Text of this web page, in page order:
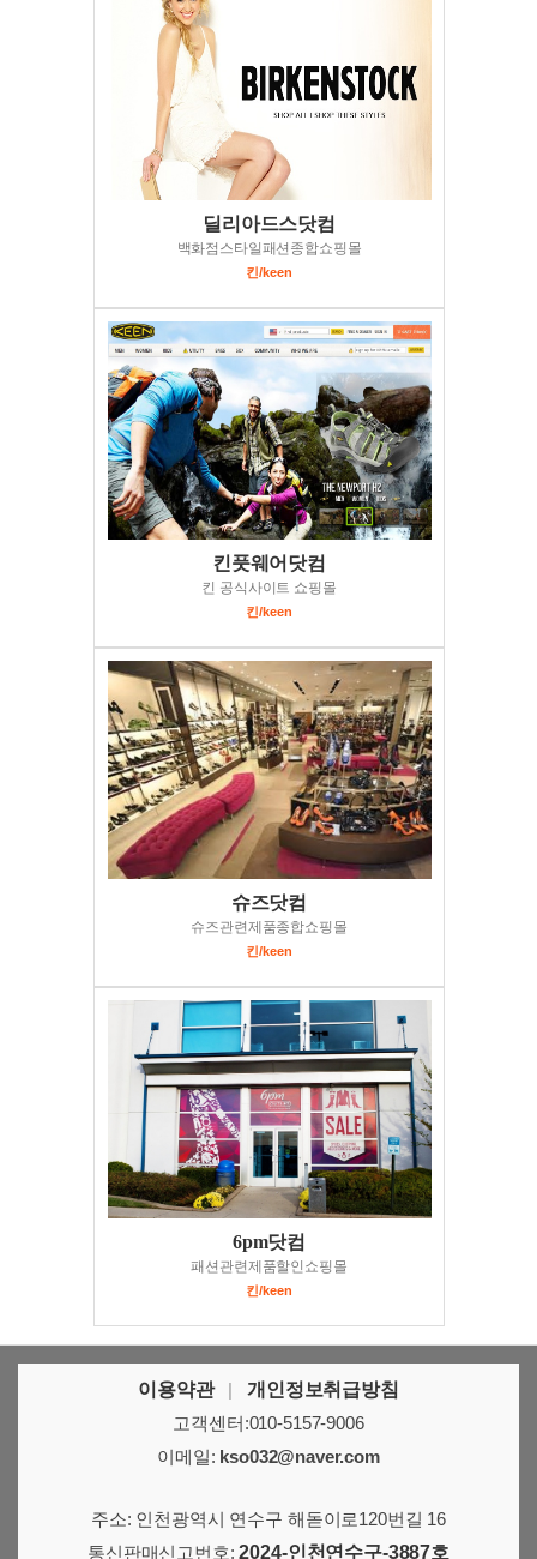
딜리아드스닷컴
백화점스타일패션종합쇼핑몰
킨/keen
킨풋웨어닷컴
킨 공식사이트 쇼핑몰
킨/keen
슈즈닷컴
슈즈관련제품종합쇼핑몰
킨/keen
6pm닷컴
패션관련제품할인쇼핑몰
킨/keen
이용약관 |
개인정보취급방침
고객센터:010-5157-9006
이메일: kso032@naver.com
주소: 인천광역시 연수구 해돋이로120번길 16
통신판매신고번호:2024-인천연수구-3887호